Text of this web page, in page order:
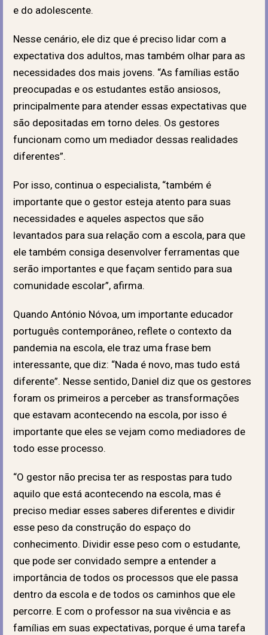
e do adolescente.
Nesse cenário, ele diz que é preciso lidar com a
expectativa dos adultos, mas também olhar para as
necessidades dos mais jovens. “As famílias estão
preocupadas e os estudantes estão ansiosos,
principalmente para atender essas expectativas que
são depositadas em torno deles. Os gestores
funcionam como um mediador dessas realidades
diferentes”.
Por isso, continua o especialista, “também é
importante que o gestor esteja atento para suas
necessidades e aqueles aspectos que são
levantados para sua relação com a escola, para que
ele também consiga desenvolver ferramentas que
serão importantes e que façam sentido para sua
comunidade escolar”, afirma.
Quando António Nóvoa, um importante educador
português contemporâneo, reflete o contexto da
pandemia na escola, ele traz uma frase bem
interessante, que diz: “Nada é novo, mas tudo está
diferente”. Nesse sentido, Daniel diz que os gestores
foram os primeiros a perceber as transformações
que estavam acontecendo na escola, por isso é
importante que eles se vejam como mediadores de
todo esse processo.
“O gestor não precisa ter as respostas para tudo
aquilo que está acontecendo na escola, mas é
preciso mediar esses saberes diferentes e dividir
esse peso da construção do espaço do
conhecimento. Dividir esse peso com o estudante,
que pode ser convidado sempre a entender a
importância de todos os processos que ele passa
dentro da escola e de todos os caminhos que ele
percorre. E com o professor na sua vivência e as
famílias em suas expectativas, porque é uma tarefa